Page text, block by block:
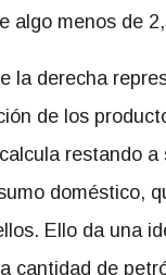
algo menos de
la derecha
de los
restando a
doméstico,
Ello da una
cantidad de